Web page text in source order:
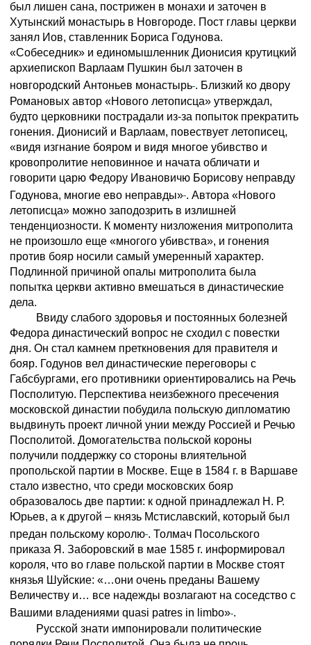
был лишен сана, пострижен в монахи и заточен в
Хутынский монастырь в Новгороде. Пост главы церкви
занял Иов, ставленник Бориса Годунова.
«Собеседник» и единомышленник Дионисия крутицкий
архиепископ Варлаам Пушкин был заточен в
новгородский Антоньев монастырь . Близкий ко двору
Романовых автор «Нового летописца» утверждал,
будто церковники пострадали из-за попыток прекратить
гонения. Дионисий и Варлаам, повествует летописец,
«видя изгнание бояром и видя многое убивство и
кровопролитие неповинное и начата обличати и
говорити царю Федору Ивановичю Борисову неправду
Годунова, многие ево неправды» . Автора «Нового
летописца» можно заподозрить в излишней
тенденциозности. К моменту низложения митрополита
не произошло еще «многого убивства», и гонения
против бояр носили самый умеренный характер.
Подлинной причиной опалы митрополита была
попытка церкви активно вмешаться в династические
дела.
Ввиду слабого здоровья и постоянных болезней
Федора династический вопрос не сходил с повестки
дня. Он стал камнем преткновения для правителя и
бояр. Годунов вел династические переговоры с
Габсбургами, его противники ориентировались на Речь
Посполитую. Перспектива неизбежного пресечения
московской династии побудила польскую дипломатию
выдвинуть проект личной унии между Россией и Речью
Посполитой. Домогательства польской короны
получили поддержку со стороны влиятельной
пропольской партии в Москве. Еще в 1584 г. в Варшаве
стало известно, что среди московских бояр
образовалось две партии: к одной принадлежал Н. Р.
Юрьев, а к другой – князь Мстиславский, который был
предан польскому королю . Толмач Посольского
приказа Я. Заборовский в мае 1585 г. информировал
короля, что во главе польской партии в Москве стоят
князья Шуйские: «…они очень преданы Вашему
Величеству и… все надежды возлагают на соседство с
Вашими владениями quasi patres in limbo» .
Русской знати импонировали политические